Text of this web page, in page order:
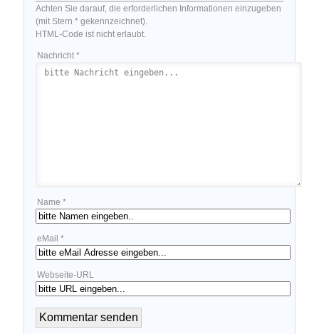
Achten Sie darauf, die erforderlichen Informationen einzugeben
(mit Stern * gekennzeichnet).
HTML-Code ist nicht erlaubt.
Nachricht *
Name *
eMail *
Webseite-URL